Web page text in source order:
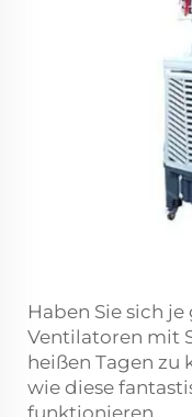
Haben Sie sich
Ventilatoren mit
heißen Tagen zu
wie diese
funktionieren.